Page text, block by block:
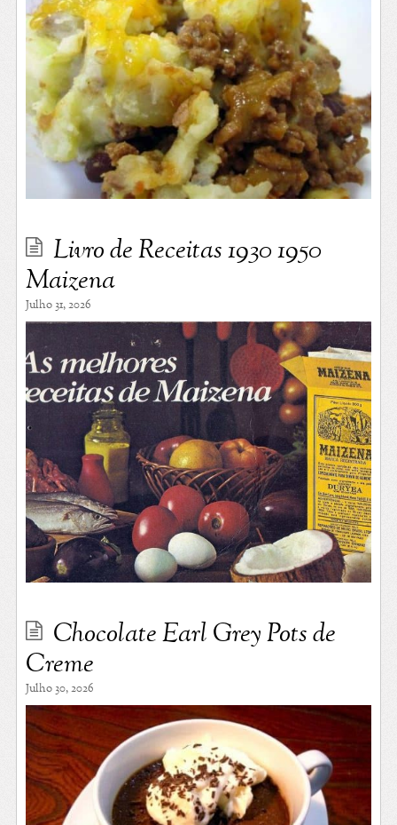
Livro de Receitas 1930 1950
Maizena
Julho 31, 2026
Chocolate Earl Grey Pots de
Creme
Julho 30, 2026